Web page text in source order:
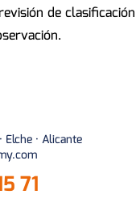
de clasificación
· Alicante
71